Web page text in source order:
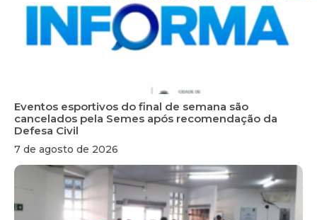
Eventos esportivos do final de semana são
cancelados pela Semes após recomendação da
Defesa Civil
7 de agosto de 2026